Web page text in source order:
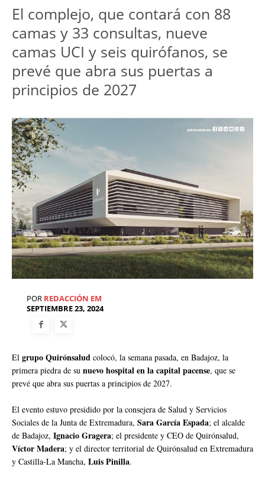
El complejo, que contará con 88
camas y 33 consultas, nueve
camas UCI y seis quirófanos, se
prevé que abra sus puertas a
principios de 2027
POR REDACCIÓN EM
SEPTIEMBRE 23, 2024
El grupo Quirónsalud colocó, la semana pasada, en Badajoz, la
primera piedra de su nuevo hospital en la capital pacense, que se
prevé que abra sus puertas a principios de 2027.
El evento estuvo presidido por la consejera de Salud y Servicios
Sociales de la Junta de Extremadura, Sara García Espada; el alcalde
de Badajoz, Ignacio Gragera; el presidente y CEO de Quirónsalud,
Víctor Madera; y el director territorial de Quirónsalud en Extremadura
y Castilla-La Mancha, Luis Pinilla.